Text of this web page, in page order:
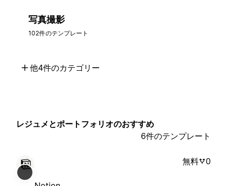
写真撮影
102件のテンプレート
他4件のカテゴリー
レジュメとポートフォリオのおすすめ
6件のテンプレート
無料 0